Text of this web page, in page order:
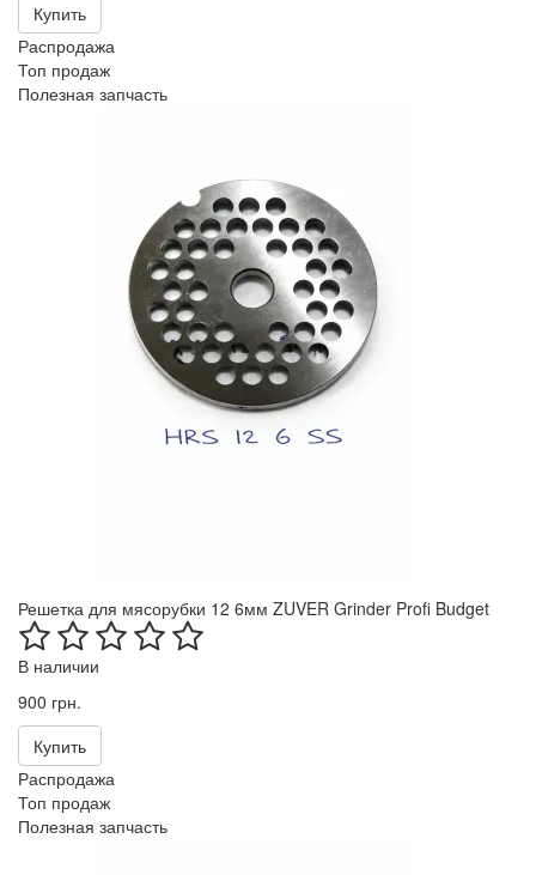
Купить
Распродажа
Топ продаж
Полезная запчасть
Решетка для мясорубки 12 6мм ZUVER Grinder Profi Budget
В наличии
900 грн.
Купить
Распродажа
Топ продаж
Полезная запчасть